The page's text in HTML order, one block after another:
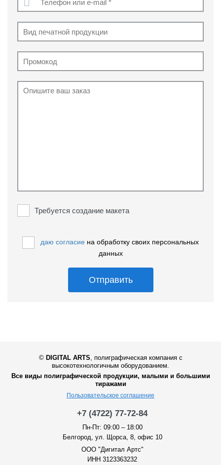
Требуется создание макета
даю согласие на обработку своих персональных
данных
Отправить
© DIGITAL ARTS
полиграфическая компания с
высокотехнологичным оборудованием.
Все виды полиграфической продукции, малыми и большими
тиражами
Пользовательское соглашение
+7 (4722) 77-72-84
Пн-Пт: 09:00 – 18:00
Белгород, ул. Щорса, 8, офис 10
ООО "Дигитал Артс"
ИНН 3123363232